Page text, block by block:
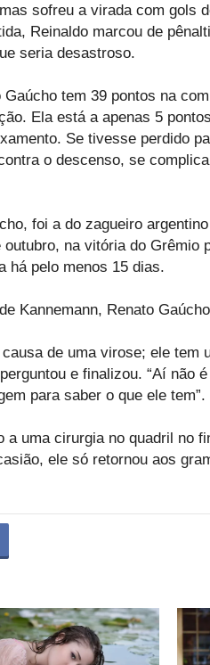
sofreu a virada com gols
Reinaldo marcou de
seria desastroso.
tem 39 pontos na
Ela está a apenas 5
Se tivesse perdido
o descenso, se
foi a do zagueiro
na vitória do Grêmio
há pelo menos 15 dias.
Kannemann, Renato
de uma virose; ele tem
e finalizou. “Aí não
para saber o que ele tem”.
a uma cirurgia no quadril no
ele só retornou aos